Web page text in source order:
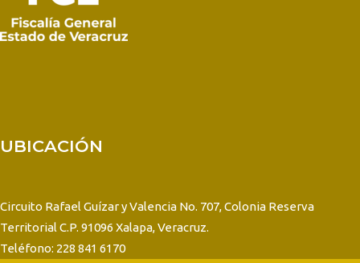
UBICACIÓN
Circuito Rafael Guízar y Valencia No. 707, Colonia Reserva
Territorial C.P. 91096 Xalapa, Veracruz.
Teléfono: 228 841 6170